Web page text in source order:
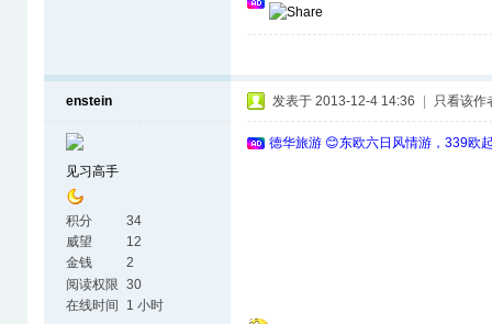
enstein
见习高手
积分
34
威望
12
金钱
2
阅读权限 30
在线时间
1 小时
发表于 2013-12-4 14:36 只看该作
德华旅游 😊东欧六日风情游，339欧